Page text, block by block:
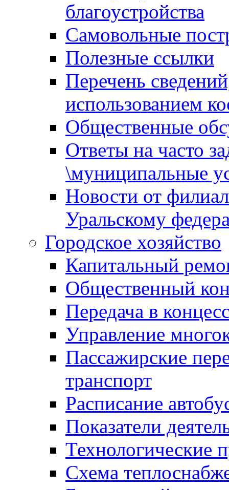
благоустройства
Самовольные
Полезные ссылки
Перечень
использованием
Общественные
Ответы на часто
\муниципальные
Новости от
Уральскому
Городское хозяйство
Капитальный
Общественный
Передача в
Управление
Пассажирские
транспорт
Расписание
Показатели
Технологические
Схема